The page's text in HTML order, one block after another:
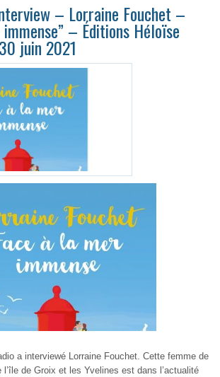
– Lorraine Fouchet –
– Éditions Héloïse
juin 2021
a interviewé Lorraine Fouchet. Cette femme de
l’île de Groix et les Yvelines est dans l’actualité